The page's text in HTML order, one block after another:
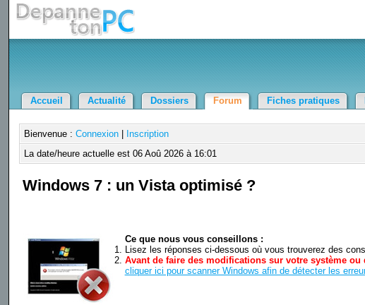
Accueil Actualité Dossiers Forum Fiches pratiques
Bienvenue : Connexion|
Inscription
La date/heure actuelle est 06 Aoû 2026 à 16:01
Windows 7 : un Vista optimisé ?
Ce que nous vous conseillons :
Lisez les réponses ci-dessous où vous trouverez des
Avant de faire des modifications sur votre système
cliquer ici pour scanner Windows afin de détecter les